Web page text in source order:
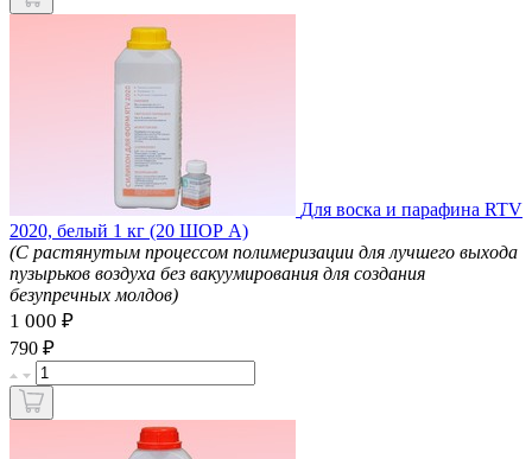
Для воска и парафина RTV
2020, белый 1 кг (20 ШОР А)
(С растянутым процессом полимеризации для лучшего выхода
пузырьков воздуха без вакуумирования для создания
безупречных молдов)
1 000 ₽
790 ₽